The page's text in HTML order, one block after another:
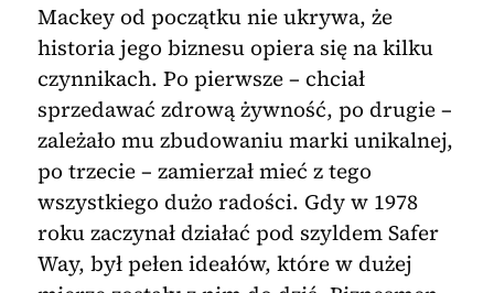
Mackey od początku nie ukrywa, że
historia jego biznesu opiera się na kilku
czynnikach. Po pierwsze – chciał
sprzedawać zdrową żywność, po drugie –
zależało mu zbudowaniu marki unikalnej,
po trzecie – zamierzał mieć z tego
wszystkiego dużo radości. Gdy w 1978
roku zaczynał działać pod szyldem Safer
Way, był pełen ideałów, które w dużej